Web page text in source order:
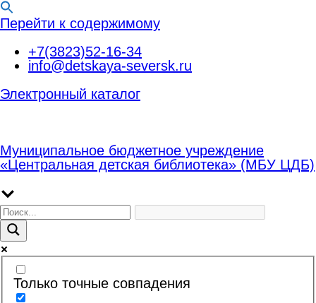
Перейти к содержимому
+7(3823)52-16-34
info@detskaya-seversk.ru
Электронный каталог
Муниципальное бюджетное учреждение
«Центральная детская библиотека» (МБУ ЦДБ)
Только точные совпадения